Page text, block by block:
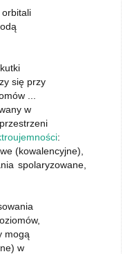
orbitali
się przy
...
w
:
(kowalencyjne),
spolaryzowane,
mogą
w